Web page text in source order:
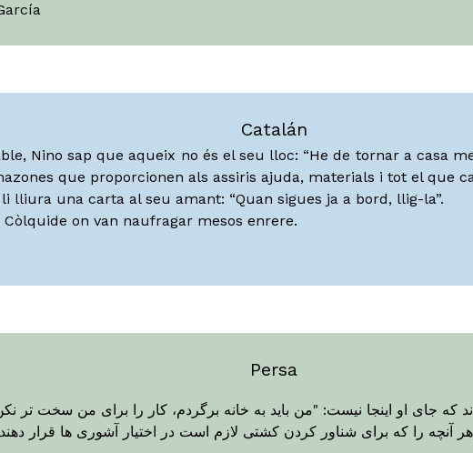
Catalán
Nino sap que aqueix no és el seu lloc: “He de tornar a casa
que proporcionen als assiris ajuda, materials i tot el que
lliura una carta al seu amant: “Quan sigues ja a bord, llig-la”.
on van naufragar mesos enrere.
Persa
جای او اینجا نیست: "من باید به خانه برگردم، کار را برای من سخت تر